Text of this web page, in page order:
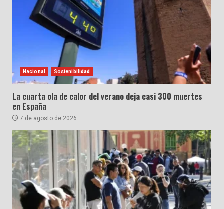
Nacional Sostenibilidad
La cuarta ola de calor del verano deja casi 300 muertes
en España
7 de agosto de 2026